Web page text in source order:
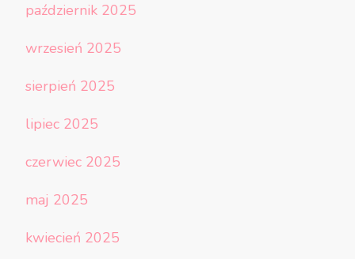
październik 2025
wrzesień 2025
sierpień 2025
lipiec 2025
czerwiec 2025
maj 2025
kwiecień 2025